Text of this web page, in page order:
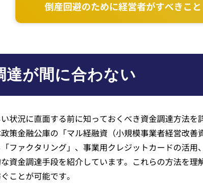
倒産回避のために経営者がすべきこと
達が間に合わない
状況に直面する前に知っておくべき資金調達方法を
策金融公庫の「マル経融資（小規模事業者経営改善
ファクタリング」、事業用クレジットカードの活用
資金調達手段を紹介しています。これらの方法を理
ことが可能です。